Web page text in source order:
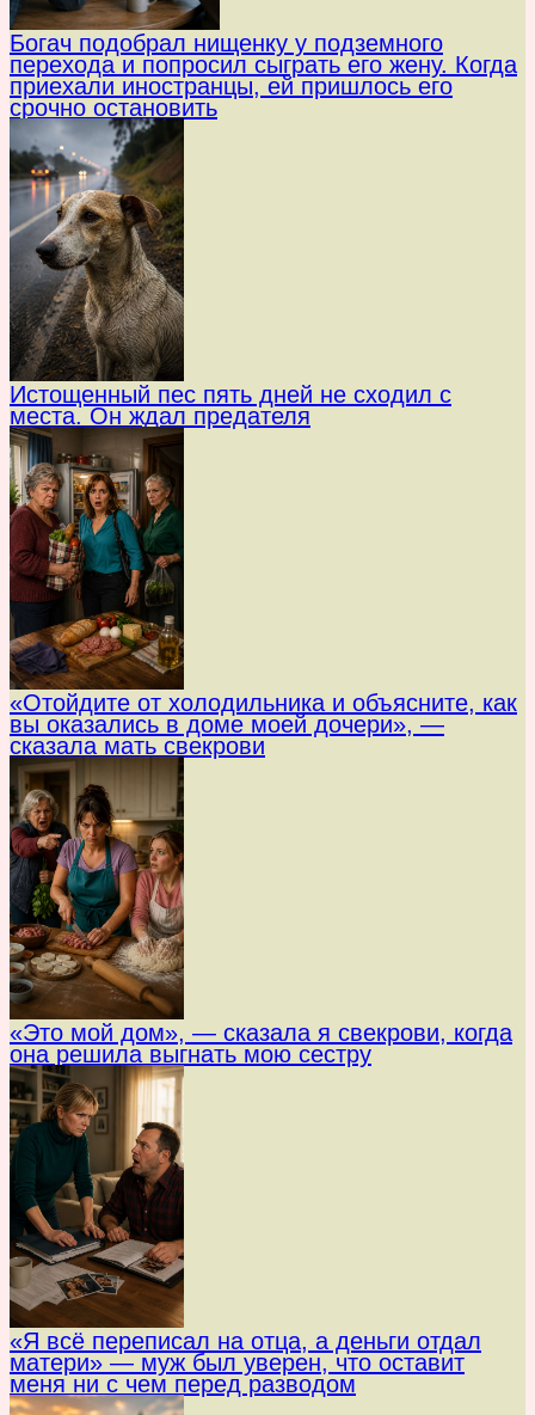
Богач подобрал нищенку у подземного
перехода и попросил сыграть его жену. Когда
приехали иностранцы, ей пришлось его
срочно остановить
Истощенный пес пять дней не сходил с
места. Он ждал предателя
«Отойдите от холодильника и объясните, как
вы оказались в доме моей дочери», —
сказала мать свекрови
«Это мой дом», — сказала я свекрови, когда
она решила выгнать мою сестру
«Я всё переписал на отца, а деньги отдал
матери» — муж был уверен, что оставит
меня ни с чем перед разводом